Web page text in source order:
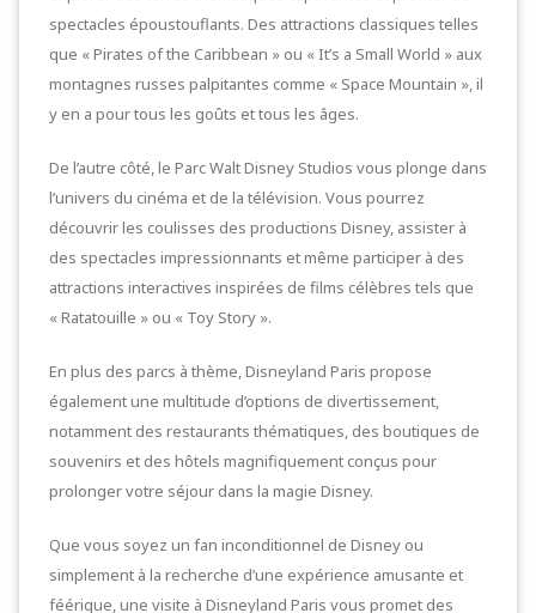
spectacles époustouflants. Des attractions classiques telles
que « Pirates of the Caribbean » ou « It’s a Small World » aux
montagnes russes palpitantes comme « Space Mountain », il
y en a pour tous les goûts et tous les âges.
De l’autre côté, le Parc Walt Disney Studios vous plonge dans
l’univers du cinéma et de la télévision. Vous pourrez
découvrir les coulisses des productions Disney, assister à
des spectacles impressionnants et même participer à des
attractions interactives inspirées de films célèbres tels que
« Ratatouille » ou « Toy Story ».
En plus des parcs à thème, Disneyland Paris propose
également une multitude d’options de divertissement,
notamment des restaurants thématiques, des boutiques de
souvenirs et des hôtels magnifiquement conçus pour
prolonger votre séjour dans la magie Disney.
Que vous soyez un fan inconditionnel de Disney ou
simplement à la recherche d’une expérience amusante et
féérique, une visite à Disneyland Paris vous promet des